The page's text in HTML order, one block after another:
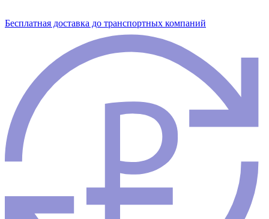
Бесплатная доставка до транспортных компаний